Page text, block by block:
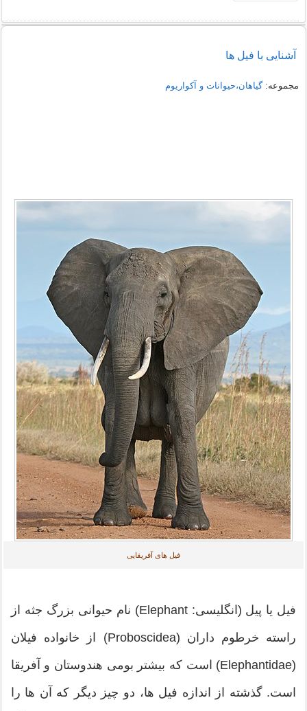
آشنایی با فیل ها
مجموعه:گیاهان،حیوانات و آکواریوم
فیل های آفریقایی
فیل یا پیل (انگلیسی: Elephant) نام حیوانی بزرگ جثه از
راسته خرطوم داران (Proboscidea) از خانواده فیلان
(Elephantidae) است که بیشتر بومی هندوستان و آفریقا
است. گذشته از اندازه فیل ها، دو چیز دیگر که آن ها را